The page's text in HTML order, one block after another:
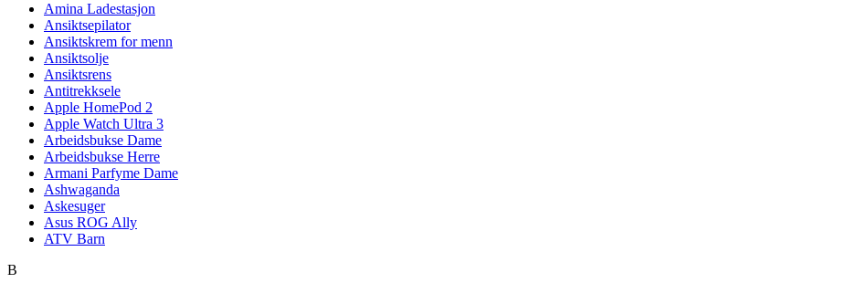
Amina Ladestasjon
Ansiktsepilator
Ansiktskrem for menn
Ansiktsolje
Ansiktsrens
Antitrekksele
Apple HomePod 2
Apple Watch Ultra 3
Arbeidsbukse Dame
Arbeidsbukse Herre
Armani Parfyme Dame
Ashwaganda
Askesuger
Asus ROG Ally
ATV Barn
B